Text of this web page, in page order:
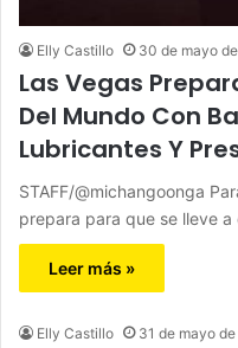
Elly Castillo 30 de mayo
Las Vegas
Del Mundo Con
Lubricantes Y
STAFF/@michangoonga
prepara para que se lleve
Leer más »
Elly Castillo 31 de mayo